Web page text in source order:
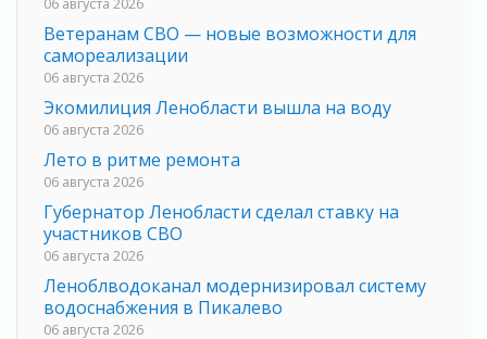
Ветеранам СВО — новые возможности для
самореализации
06 августа 2026
Экомилиция Ленобласти вышла на воду
06 августа 2026
Лето в ритме ремонта
06 августа 2026
Губернатор Ленобласти сделал ставку на
участников СВО
06 августа 2026
Леноблводоканал модернизировал систему
водоснабжения в Пикалево
06 августа 2026